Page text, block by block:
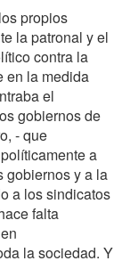
propios
la patronal y el
contra la
en la medida
el
gobiernos de
- que
a
gobiernos y a la
a los sindicatos
falta
la sociedad. Y